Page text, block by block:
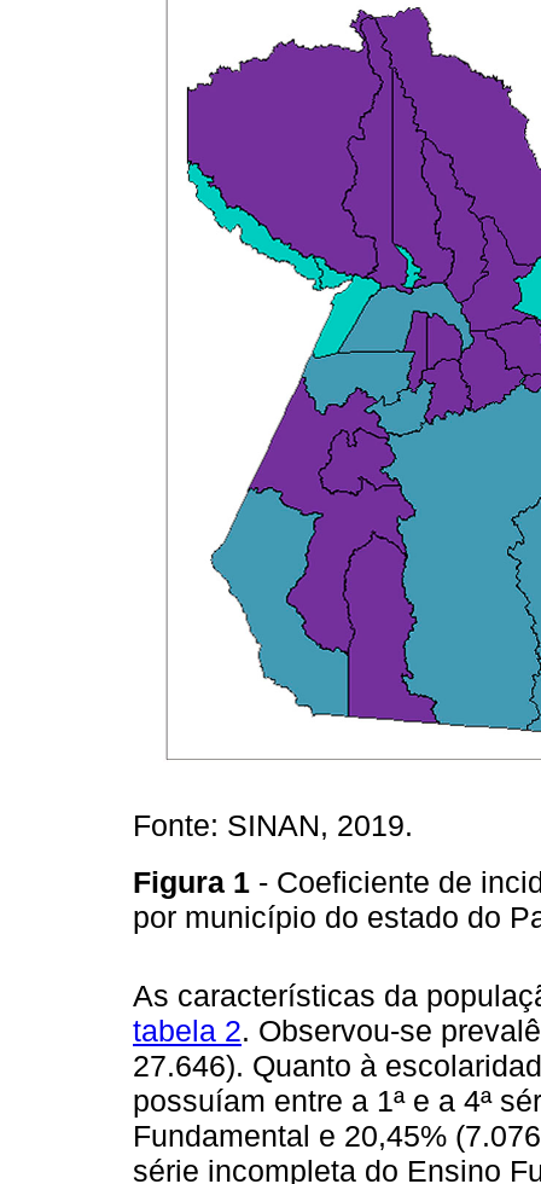
Fonte: SINAN, 2019.
Figura 1 - Coeficiente de
por município do estado do
As características da
tabela 2. Observou-se
27.646). Quanto à
possuíam entre a 1ª e a 4ª
Fundamental e 20,45%
série incompleta do Ensino